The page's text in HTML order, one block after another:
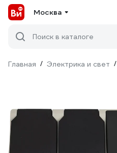
Москва
Поиск в каталоге
Главная / Электрика и свет /